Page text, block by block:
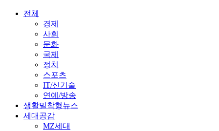
전체
경제
사회
문화
국제
정치
스포츠
IT/신기술
연예/방송
생활밀착형뉴스
세대공감
MZ세대